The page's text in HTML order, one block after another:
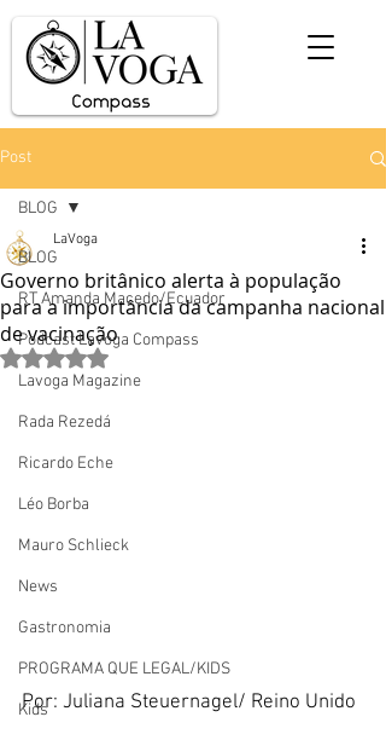
Post
BLOG
RT Amanda Macedo/Ecuador
Podcast Lavoga Compass
Lavoga Magazine
Rada Rezedá
Ricardo Eche
Léo Borba
Mauro Schlieck
News
Gastronomia
PROGRAMA QUE LEGAL/KIDS
Kids
BLOG
Governo britânico alerta à população
para a importância da campanha nacional
de vacinação
LaVoga
Avaliado com NaN de 5 estrelas.
Por: Juliana Steuernagel/ Reino Unido